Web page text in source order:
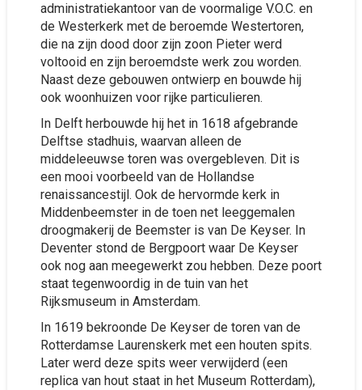
administratiekantoor van de voormalige V.O.C. en
de Westerkerk met de beroemde Westertoren,
die na zijn dood door zijn zoon Pieter werd
voltooid en zijn beroemdste werk zou worden.
Naast deze gebouwen ontwierp en bouwde hij
ook woonhuizen voor rijke particulieren.
In Delft herbouwde hij het in 1618 afgebrande
Delftse stadhuis, waarvan alleen de
middeleeuwse toren was overgebleven. Dit is
een mooi voorbeeld van de Hollandse
renaissancestijl. Ook de hervormde kerk in
Middenbeemster in de toen net leeggemalen
droogmakerij de Beemster is van De Keyser. In
Deventer stond de Bergpoort waar De Keyser
ook nog aan meegewerkt zou hebben. Deze poort
staat tegenwoordig in de tuin van het
Rijksmuseum in Amsterdam.
In 1619 bekroonde De Keyser de toren van de
Rotterdamse Laurenskerk met een houten spits.
Later werd deze spits weer verwijderd (een
replica van hout staat in het Museum Rotterdam),